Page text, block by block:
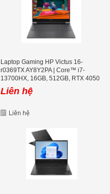
Laptop Gaming HP Victus 16-
r0369TX AY8Y2PA | Core™ i7-
13700HX, 16GB, 512GB, RTX 4050
6GB, 16 icnh FHD 165Hz
Liên hệ